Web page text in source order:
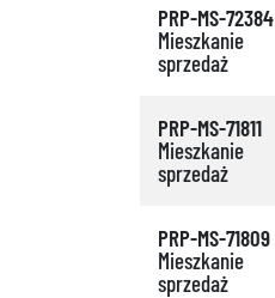
PRP-MS-72384
Mieszkanie
sprzedaż
PRP-MS-71811
Mieszkanie
sprzedaż
PRP-MS-71809
Mieszkanie
sprzedaż